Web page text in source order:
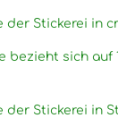
der Stickerei in
bezieht sich auf
der Stickerei in